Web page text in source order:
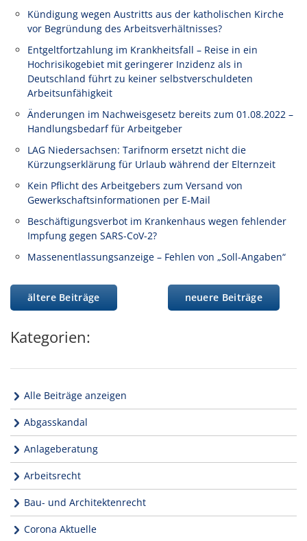
Kündigung wegen Austritts aus der katholischen Kirche
vor Begründung des Arbeitsverhältnisses?
Entgeltfortzahlung im Krankheitsfall – Reise in ein
Hochrisikogebiet mit geringerer Inzidenz als in
Deutschland führt zu keiner selbstverschuldeten
Arbeitsunfähigkeit
Änderungen im Nachweisgesetz bereits zum 01.08.2022 –
Handlungsbedarf für Arbeitgeber
LAG Niedersachsen: Tarifnorm ersetzt nicht die
Kürzungserklärung für Urlaub während der Elternzeit
Kein Pflicht des Arbeitgebers zum Versand von
Gewerkschaftsinformationen per E-Mail
Beschäftigungsverbot im Krankenhaus wegen fehlender
Impfung gegen SARS-CoV-2?
Massenentlassungsanzeige – Fehlen von „Soll-Angaben“
ältere Beiträge neuere Beiträge
Kategorien:
Alle Beiträge anzeigen
Abgasskandal
Anlageberatung
Arbeitsrecht
Bau- und Architektenrecht
Corona Aktuelle